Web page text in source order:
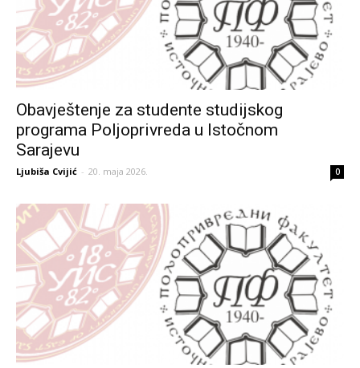
Obavještenje za studente studijskog
programa Poljoprivreda u Istočnom
Sarajevu
Ljubiša Cvijić - 20. maja 2026. 0